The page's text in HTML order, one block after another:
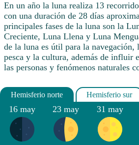
En un año la luna realiza 13
con una duración de 28 días
principales fases de la luna son la
Creciente, Luna Llena y Luna
de la luna es útil para la navegación,
pesca y la cultura, además de influir
las personas y fenómenos naturales
16 may 23 may 31 may